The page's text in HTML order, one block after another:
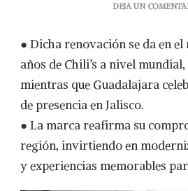
DEJA UN
● Dicha renovación se da en el
años de Chili’s a nivel mundial,
mientras que Guadalajara
de presencia en Jalisco.
● La marca reafirma su
región, invirtiendo en
y experiencias memorables